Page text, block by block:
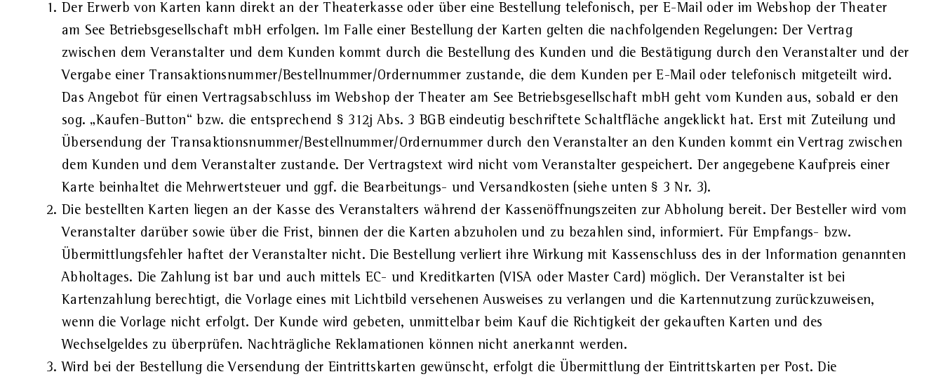
Der Erwerb von Karten kann direkt an der Theaterkasse oder über eine Bestellung telefonisch, per E-Mail oder im Webshop der Theater
am See Betriebsgesellschaft mbH erfolgen. Im Falle einer Bestellung der Karten gelten die nachfolgenden Regelungen: Der Vertrag
zwischen dem Veranstalter und dem Kunden kommt durch die Bestellung des Kunden und die Bestätigung durch den Veranstalter und der
Vergabe einer Transaktionsnummer/Bestellnummer/Ordernummer zustande, die dem Kunden per E-Mail oder telefonisch mitgeteilt wird.
Das Angebot für einen Vertragsabschluss im Webshop der Theater am See Betriebsgesellschaft mbH geht vom Kunden aus, sobald er den
sog. „Kaufen-Button“ bzw. die entsprechend § 312j Abs. 3 BGB eindeutig beschriftete Schaltfläche angeklickt hat. Erst mit Zuteilung und
Übersendung der Transaktionsnummer/Bestellnummer/Ordernummer durch den Veranstalter an den Kunden kommt ein Vertrag zwischen
dem Kunden und dem Veranstalter zustande. Der Vertragstext wird nicht vom Veranstalter gespeichert. Der angegebene Kaufpreis einer
Karte beinhaltet die Mehrwertsteuer und ggf. die Bearbeitungs- und Versandkosten (siehe unten § 3 Nr. 3).
Die bestellten Karten liegen an der Kasse des Veranstalters während der Kassenöffnungszeiten zur Abholung bereit. Der Besteller wird vom
Veranstalter darüber sowie über die Frist, binnen der die Karten abzuholen und zu bezahlen sind, informiert. Für Empfangs- bzw.
Übermittlungsfehler haftet der Veranstalter nicht. Die Bestellung verliert ihre Wirkung mit Kassenschluss des in der Information genannten
Abholtages. Die Zahlung ist bar und auch mittels EC- und Kreditkarten (VISA oder Master Card) möglich. Der Veranstalter ist bei
Kartenzahlung berechtigt, die Vorlage eines mit Lichtbild versehenen Ausweises zu verlangen und die Kartennutzung zurückzuweisen,
wenn die Vorlage nicht erfolgt. Der Kunde wird gebeten, unmittelbar beim Kauf die Richtigkeit der gekauften Karten und des
Wechselgeldes zu überprüfen. Nachträgliche Reklamationen können nicht anerkannt werden.
Wird bei der Bestellung die Versendung der Eintrittskarten gewünscht, erfolgt die Übermittlung der Eintrittskarten per Post. Die